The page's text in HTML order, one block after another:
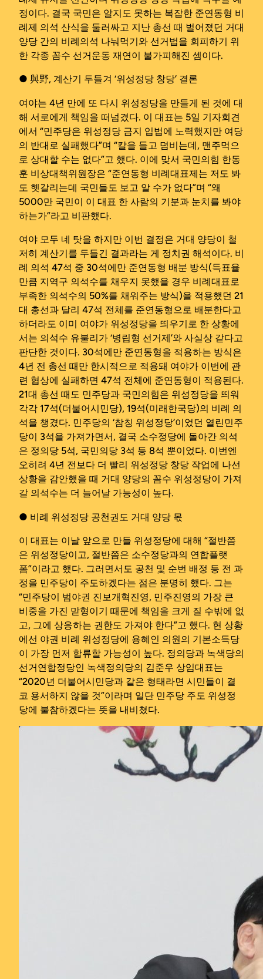
정이다. 결국 국민은 알지도 못하는 복잡한 준연동형 비
례제 의석 산식을 둘러싸고 지난 총선 때 벌어졌던 거대
양당 간의 비례의석 나눠먹기와 선거법을 회피하기 위
한 각종 꼼수 선거운동 재연이 불가피해진 셈이다.
● 與野, 계산기 두들겨 ‘위성정당 창당’ 결론
여야는 4년 만에 또 다시 위성정당을 만들게 된 것에 대
해 서로에게 책임을 떠넘겼다. 이 대표는 5일 기자회견
에서 “민주당은 위성정당 금지 입법에 노력했지만 여당
의 반대로 실패했다”며 “칼을 들고 덤비는데, 맨주먹으
로 상대할 수는 없다”고 했다. 이에 맞서 국민의힘 한동
훈 비상대책위원장은 “준연동형 비례대표제는 저도 봐
도 헷갈리는데 국민들도 보고 알 수가 없다”며 “왜
5000만 국민이 이 대표 한 사람의 기분과 눈치를 봐야
하는가”라고 비판했다.
여야 모두 네 탓을 하지만 이번 결정은 거대 양당이 철
저히 계산기를 두들긴 결과라는 게 정치권 해석이다. 비
례 의석 47석 중 30석에만 준연동형 배분 방식(득표율
만큼 지역구 의석수를 채우지 못했을 경우 비례대표로
부족한 의석수의 50%를 채워주는 방식)을 적용했던 21
대 총선과 달리 47석 전체를 준연동형으로 배분한다고
하더라도 이미 여야가 위성정당을 띄우기로 한 상황에
서는 의석수 유불리가 ‘병립형 선거제’와 사실상 같다고
판단한 것이다. 30석에만 준연동형을 적용하는 방식은
4년 전 총선 때만 한시적으로 적용돼 여야가 이번에 관
련 협상에 실패하면 47석 전체에 준연동형이 적용된다.
21대 총선 때도 민주당과 국민의힘은 위성정당을 띄워
각각 17석(더불어시민당), 19석(미래한국당)의 비례 의
석을 챙겼다. 민주당의 ‘참칭 위성정당’이었던 열린민주
당이 3석을 가져가면서, 결국 소수정당에 돌아간 의석
은 정의당 5석, 국민의당 3석 등 8석 뿐이었다. 이번엔
오히려 4년 전보다 더 빨리 위성정당 창당 작업에 나선
상황을 감안했을 때 거대 양당의 꼼수 위성정당이 가져
갈 의석수는 더 늘어날 가능성이 높다.
● 비례 위성정당 공천권도 거대 양당 몫
이 대표는 이날 앞으로 만들 위성정당에 대해 “절반쯤
은 위성정당이고, 절반쯤은 소수정당과의 연합플랫
폼”이라고 했다. 그러면서도 공천 및 순번 배정 등 전 과
정을 민주당이 주도하겠다는 점은 분명히 했다. 그는
“민주당이 범야권 진보개혁진영, 민주진영의 가장 큰
비중을 가진 맏형이기 때문에 책임을 크게 질 수밖에 없
고, 그에 상응하는 권한도 가져야 한다”고 했다. 현 상황
에선 야권 비례 위성정당에 용혜인 의원의 기본소득당
이 가장 먼저 합류할 가능성이 높다. 정의당과 녹색당의
선거연합정당인 녹색정의당의 김준우 상임대표는
“2020년 더불어시민당과 같은 형태라면 시민들이 결
코 용서하지 않을 것”이라며 일단 민주당 주도 위성정
당에 불참하겠다는 뜻을 내비쳤다.